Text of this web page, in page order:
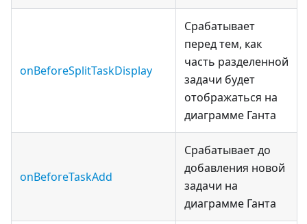
onBeforeSplitTaskDisplay
Срабатывает
перед тем, как
часть разделенной
задачи будет
отображаться на
диаграмме Ганта
onBeforeTaskAdd
Срабатывает до
добавления новой
задачи на
диаграмме Ганта